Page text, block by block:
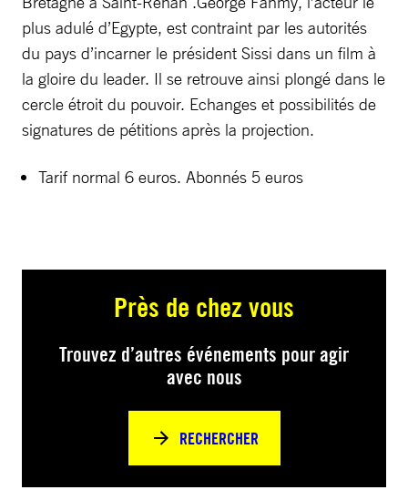
plus adulé d’Egypte, est contraint par les autorités
du pays d’incarner le président Sissi dans un film à
la gloire du leader. Il se retrouve ainsi plongé dans le
cercle étroit du pouvoir. Echanges et possibilités de
signatures de pétitions après la projection.
Tarif normal 6 euros. Abonnés 5 euros
Près de chez vous
Trouvez d’autres événements pour agir
avec nous
RECHERCHER